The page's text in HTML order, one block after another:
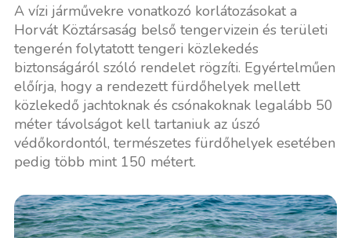
A vízi járművekre vonatkozó korlátozásokat a
Horvát Köztársaság belső tengervizein és területi
tengerén folytatott tengeri közlekedés
biztonságáról szóló rendelet rögzíti. Egyértelműen
előírja, hogy a rendezett fürdőhelyek mellett
közlekedő jachtoknak és csónakoknak legalább 50
méter távolságot kell tartaniuk az úszó
védőkordontól, természetes fürdőhelyek esetében
pedig több mint 150 métert.